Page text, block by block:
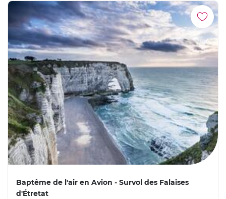
Baptême de l'air en Avion - Survol des Falaises
d'Étretat